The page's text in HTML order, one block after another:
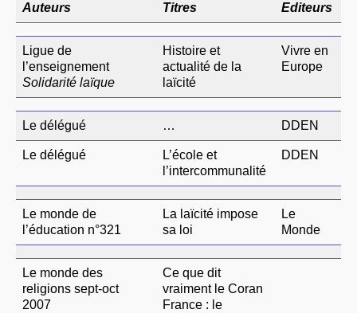
Auteurs Titres Editeurs
Ligue de
l’enseignement
Solidarité laïque
Histoire et
actualité de la
laïcité
Vivre en
Europe
Le délégué … DDEN
Le délégué
L’école et
l’intercommunalité
DDEN
Le monde de
l’éducation n°321
La laïcité impose
sa loi
Le
Monde
Le monde des
religions sept-oct
2007
Ce que dit
vraiment le Coran
France : le